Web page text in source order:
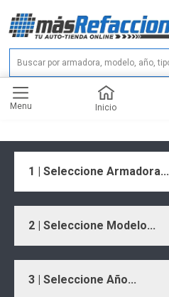
Menu Inicio
1 | Seleccione Armadora...
2 | Seleccione Modelo...
3 | Seleccione Año...